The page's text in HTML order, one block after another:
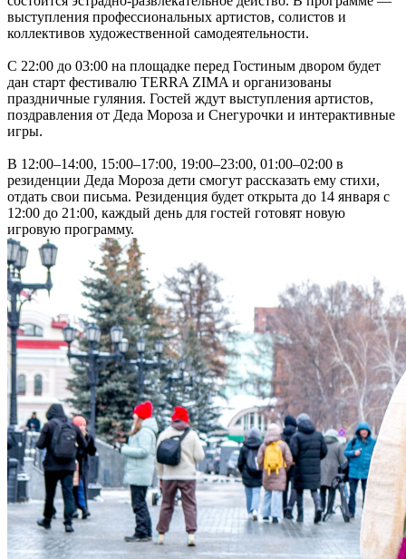
выступления профессиональных артистов, солистов и
коллективов художественной самодеятельности.
С 22:00 до 03:00 на площадке перед Гостиным двором будет
дан старт фестивалю TERRA ZIMA и организованы
праздничные гуляния. Гостей ждут выступления артистов,
поздравления от Деда Мороза и Снегурочки и интерактивные
игры.
В 12:00–14:00, 15:00–17:00, 19:00–23:00, 01:00–02:00 в
резиденции Деда Мороза дети смогут рассказать ему стихи,
отдать свои письма. Резиденция будет открыта до 14 января с
12:00 до 21:00, каждый день для гостей готовят новую
игровую программу.